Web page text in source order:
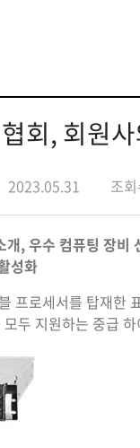
회, 회원
2023.05.31 조
, 우수 컴퓨팅 장비
성화
프로세서를 탑재한
두 지원하는 중급